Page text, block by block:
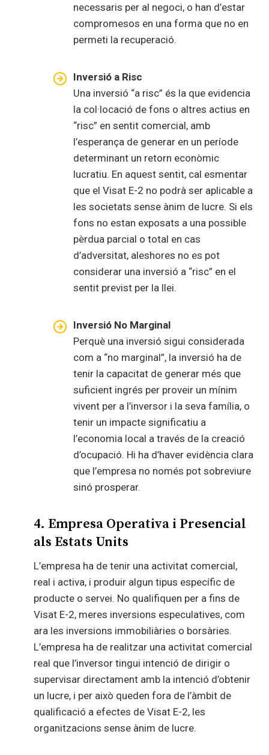
necessaris per al negoci, o han d’estar
compromesos en una forma que no en
permeti la recuperació.
Inversió a Risc
Una inversió “a risc” és la que evidencia
la col·locació de fons o altres actius en
“risc” en sentit comercial, amb
l’esperança de generar en un període
determinant un retorn econòmic
lucratiu. En aquest sentit, cal esmentar
que el Visat E-2 no podrà ser aplicable a
les societats sense ànim de lucre. Si els
fons no estan exposats a una possible
pèrdua parcial o total en cas
d’adversitat, aleshores no es pot
considerar una inversió a “risc” en el
sentit previst per la llei.
Inversió No Marginal
Perquè una inversió sigui considerada
com a “no marginal”, la inversió ha de
tenir la capacitat de generar més que
suficient ingrés per proveir un mínim
vivent per a l’inversor i la seva família, o
tenir un impacte significatiu a
l’economia local a través de la creació
d’ocupació. Hi ha d’haver evidència clara
que l’empresa no només pot sobreviure
sinó prosperar.
4. Empresa Operativa i Presencial
als Estats Units
L’empresa ha de tenir una activitat comercial,
real i activa, i produir algun tipus específic de
producte o servei. No qualifiquen per a fins de
Visat E-2, meres inversions especulatives, com
ara les inversions immobiliàries o borsàries.
L’empresa ha de realitzar una activitat comercial
real que l’inversor tingui intenció de dirigir o
supervisar directament amb la intenció d’obtenir
un lucre, i per això queden fora de l’àmbit de
qualificació a efectes de Visat E-2, les
organitzacions sense ànim de lucre.